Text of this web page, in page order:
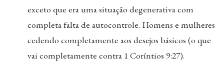
exceto que era uma situação degenerativa com
completa falta de autocontrole. Homens e mulheres
cedendo completamente aos desejos básicos (o que
vai completamente contra 1 Coríntios 9:27).